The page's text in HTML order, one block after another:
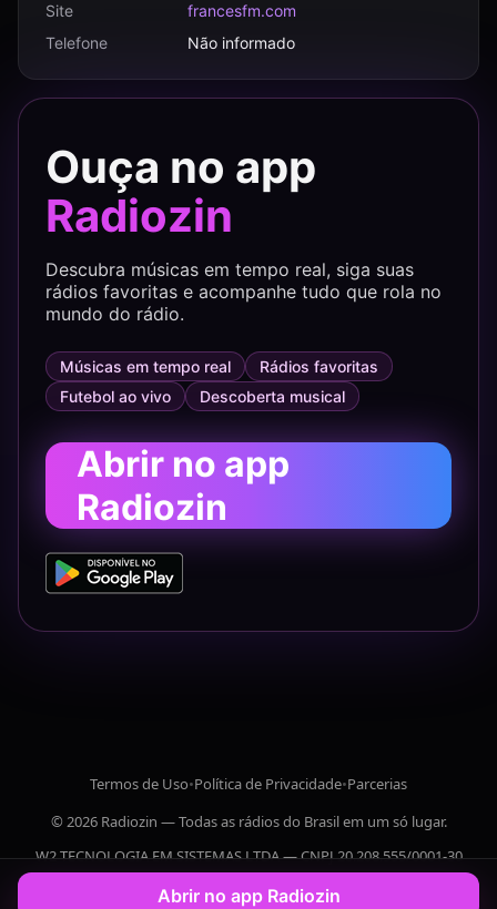
Site
francesfm.com
Telefone
Não informado
Ouça no app
Radiozin
Descubra músicas em tempo real, siga suas
rádios favoritas e acompanhe tudo que rola no
mundo do rádio.
Músicas em tempo real
Rádios favoritas
Futebol ao vivo
Descoberta musical
Abrir no app
Radiozin
Termos de Uso•Política de Privacidade•Parcerias
© 2026 Radiozin — Todas as rádios do Brasil em um só lugar.
W2 TECNOLOGIA EM SISTEMAS LTDA — CNPJ 20.208.555/0001-30
Abrir no app Radiozin